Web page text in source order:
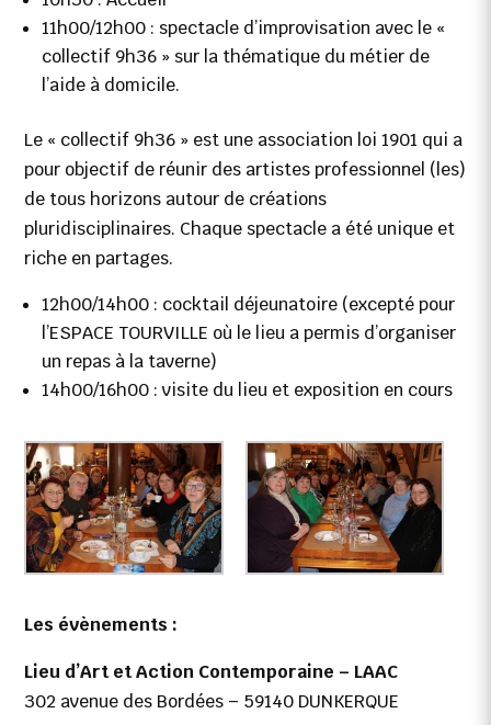
11h00/12h00 : spectacle d’improvisation avec le «
collectif 9h36 » sur la thématique du métier de
l’aide à domicile.
Le « collectif 9h36 » est une association loi 1901 qui a
pour objectif de réunir des artistes professionnel (les)
de tous horizons autour de créations
pluridisciplinaires. Chaque spectacle a été unique et
riche en partages.
12h00/14h00 : cocktail déjeunatoire (excepté pour
l’ESPACE TOURVILLE où le lieu a permis d’organiser
un repas à la taverne)
14h00/16h00 : visite du lieu et exposition en cours
Les évènements :
Lieu d’Art et Action Contemporaine – LAAC
302 avenue des Bordées – 59140 DUNKERQUE